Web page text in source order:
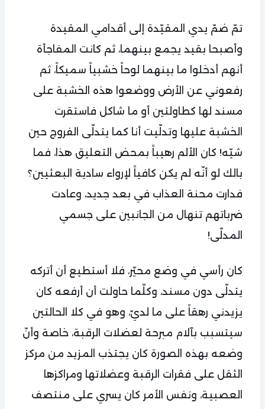
تمّ ضمّ يدي المقيّدة إلى أقدامي المقيدة
وأصبحا بقيد يجمع بينهما، ثم كانت المفاجأة
أنهم أدخلوا ما بينهما لوحاً خشبياً سميكاً، ثم
رفعوني عن الأرض ووضعوا هذه الخشبة على
مسند لها كطاولتين أو ما شاكل فاستقرت
الخشبة عليها وتدلّيت أنا كما يتدلّى الفروج حين
شيّه! كان الألم رهيباً بمحض التعليق هذا، فما
بالك لو أنّه لم يكن كافياً لإرواء سادية البعثيين؟
فدارت محنة العذاب في بعد جديد، وعادت
ضرباتهم تنهال من الجانبين على جسمي
المدلّى!
كان رأسي في وضع محيّر، فلا أستطيع أن أتركه
يتدلّى دون مسند، وكلّما حاولت أن أرفعه كان
يزيدني رهقاً على ما لديّ، وهو في كلا الحالتين
سيتسبب بآلام مبرحة لعضلات الرقبة، خاصة وأنّ
وضعه بهذه الصورة كان يجتذب المزيد من مركز
الثقل على فقرات الرقبة وعضلاتها ومراكزها
العصبية، ونفس الأمر كان يسري على منتصف